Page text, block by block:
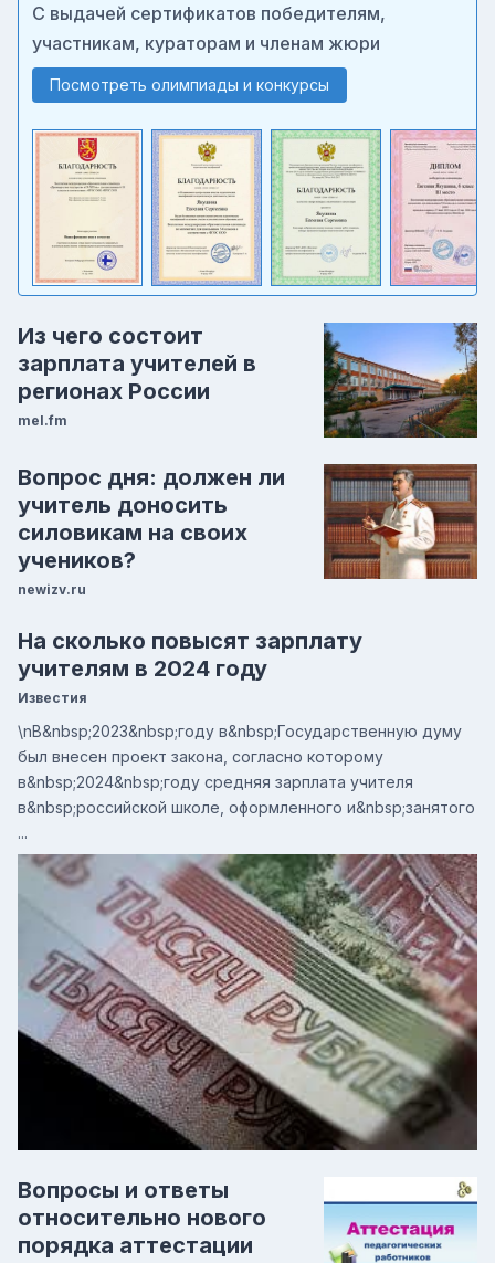
С выдачей сертификатов победителям,
участникам, кураторам и членам жюри
Посмотреть олимпиады и конкурсы
Из чего состоит
зарплата учителей в
регионах России
mel.fm
Вопрос дня: должен ли
учитель доносить
силовикам на своих
учеников?
newizv.ru
На сколько повысят зарплату
учителям в 2024 году
Известия
\nВ&nbsp;2023&nbsp;году в&nbsp;Государственную думу
был внесен проект закона, согласно которому
в&nbsp;2024&nbsp;году средняя зарплата учителя
в&nbsp;российской школе, оформленного и&nbsp;занятого
...
Вопросы и ответы
относительно нового
порядка аттестации